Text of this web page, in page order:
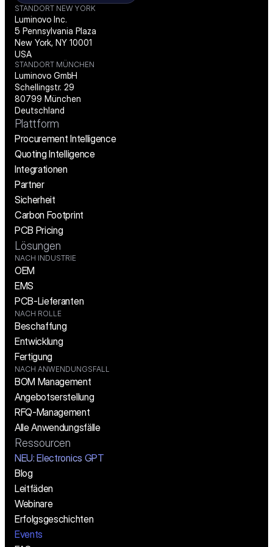
STANDORT NEW YORK
Luminovo Inc.
5 Pennsylvania Plaza
New York, NY 10001
USA
STANDORT MÜNCHEN
Luminovo GmbH
Schellingstr. 29
80799 München
Deutschland
Plattform
Procurement Intelligence
Quoting Intelligence
Integrationen
Partner
Sicherheit
Carbon Footprint
PCB Pricing
Lösungen
NACH INDUSTRIE
OEM
EMS
PCB-Lieferanten
NACH ROLLE
Beschaffung
Entwicklung
Fertigung
NACH ANWENDUNGSFALL
BOM Management
Angebotserstellung
RFQ-Management
Alle Anwendungsfälle
Ressourcen
NEU: Electronics GPT
Blog
Leitfäden
Webinare
Erfolgsgeschichten
Events